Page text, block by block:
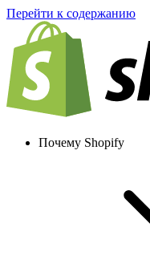
Перейти к содержанию
Почему Shopify